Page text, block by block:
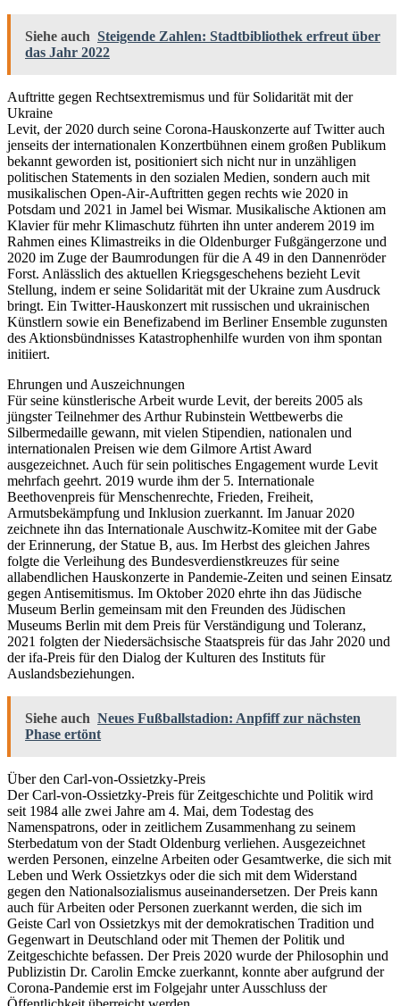
Siehe auch Steigende Zahlen: Stadtbibliothek erfreut über
das Jahr 2022
Auftritte gegen Rechtsextremismus und für Solidarität mit der
Ukraine
Levit, der 2020 durch seine Corona-Hauskonzerte auf Twitter auch
jenseits der internationalen Konzertbühnen einem großen Publikum
bekannt geworden ist, positioniert sich nicht nur in unzähligen
politischen Statements in den sozialen Medien, sondern auch mit
musikalischen Open-Air-Auftritten gegen rechts wie 2020 in
Potsdam und 2021 in Jamel bei Wismar. Musikalische Aktionen am
Klavier für mehr Klimaschutz führten ihn unter anderem 2019 im
Rahmen eines Klimastreiks in die Oldenburger Fußgängerzone und
2020 im Zuge der Baumrodungen für die A 49 in den Dannenröder
Forst. Anlässlich des aktuellen Kriegsgeschehens bezieht Levit
Stellung, indem er seine Solidarität mit der Ukraine zum Ausdruck
bringt. Ein Twitter-Hauskonzert mit russischen und ukrainischen
Künstlern sowie ein Benefizabend im Berliner Ensemble zugunsten
des Aktionsbündnisses Katastrophenhilfe wurden von ihm spontan
initiiert.
Ehrungen und Auszeichnungen
Für seine künstlerische Arbeit wurde Levit, der bereits 2005 als
jüngster Teilnehmer des Arthur Rubinstein Wettbewerbs die
Silbermedaille gewann, mit vielen Stipendien, nationalen und
internationalen Preisen wie dem Gilmore Artist Award
ausgezeichnet. Auch für sein politisches Engagement wurde Levit
mehrfach geehrt. 2019 wurde ihm der 5. Internationale
Beethovenpreis für Menschenrechte, Frieden, Freiheit,
Armutsbekämpfung und Inklusion zuerkannt. Im Januar 2020
zeichnete ihn das Internationale Auschwitz-Komitee mit der Gabe
der Erinnerung, der Statue B, aus. Im Herbst des gleichen Jahres
folgte die Verleihung des Bundesverdienstkreuzes für seine
allabendlichen Hauskonzerte in Pandemie-Zeiten und seinen Einsatz
gegen Antisemitismus. Im Oktober 2020 ehrte ihn das Jüdische
Museum Berlin gemeinsam mit den Freunden des Jüdischen
Museums Berlin mit dem Preis für Verständigung und Toleranz,
2021 folgten der Niedersächsische Staatspreis für das Jahr 2020 und
der ifa-Preis für den Dialog der Kulturen des Instituts für
Auslandsbeziehungen.
Siehe auch Neues Fußballstadion: Anpfiff zur nächsten
Phase ertönt
Über den Carl-von-Ossietzky-Preis
Der Carl-von-Ossietzky-Preis für Zeitgeschichte und Politik wird
seit 1984 alle zwei Jahre am 4. Mai, dem Todestag des
Namenspatrons, oder in zeitlichem Zusammenhang zu seinem
Sterbedatum von der Stadt Oldenburg verliehen. Ausgezeichnet
werden Personen, einzelne Arbeiten oder Gesamtwerke, die sich mit
Leben und Werk Ossietzkys oder die sich mit dem Widerstand
gegen den Nationalsozialismus auseinandersetzen. Der Preis kann
auch für Arbeiten oder Personen zuerkannt werden, die sich im
Geiste Carl von Ossietzkys mit der demokratischen Tradition und
Gegenwart in Deutschland oder mit Themen der Politik und
Zeitgeschichte befassen. Der Preis 2020 wurde der Philosophin und
Publizistin Dr. Carolin Emcke zuerkannt, konnte aber aufgrund der
Corona-Pandemie erst im Folgejahr unter Ausschluss der